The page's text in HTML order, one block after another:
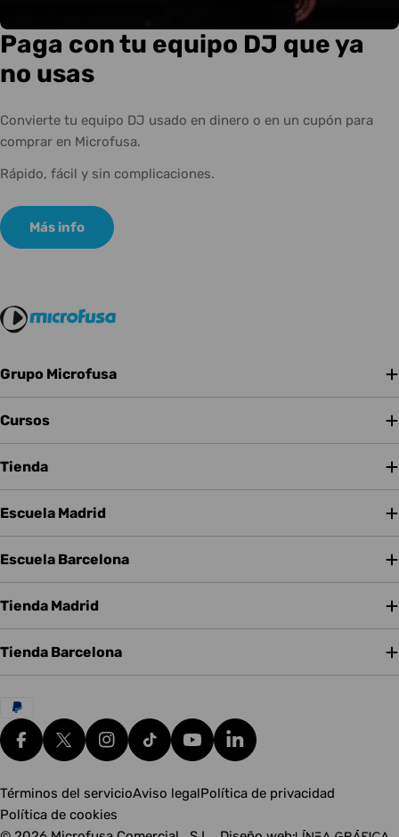
Paga con tu equipo DJ que ya
no usas
Convierte tu equipo DJ usado en dinero o en un cupón para
comprar en Microfusa.
Rápido, fácil y sin complicaciones.
Más info
Grupo Microfusa
Cursos
Tienda
Escuela Madrid
Escuela Barcelona
Tienda Madrid
Tienda Barcelona
Métodos
de
pagoFacebookX (Twitter)Instagram
tiktok YouTubeTranslation missing:
Términos del servicioAviso legalPolítica de privacidad
Política de cookies